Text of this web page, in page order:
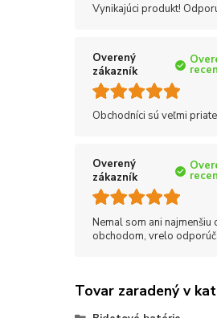
Vynikajúci produkt!
Overený
zákazník
Obchodníci sú veľmi
Overený
zákazník
Nemal som ani najmenšiu
obchodom, vrelo
Tovar zaradený v